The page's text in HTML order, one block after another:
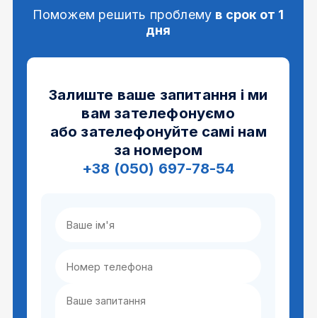
Поможем решить проблему в срок от 1
дня
Залиште ваше запитання і ми
вам зателефонуємо
або зателефонуйте самі нам
за номером
+38 (050) 697-78-54